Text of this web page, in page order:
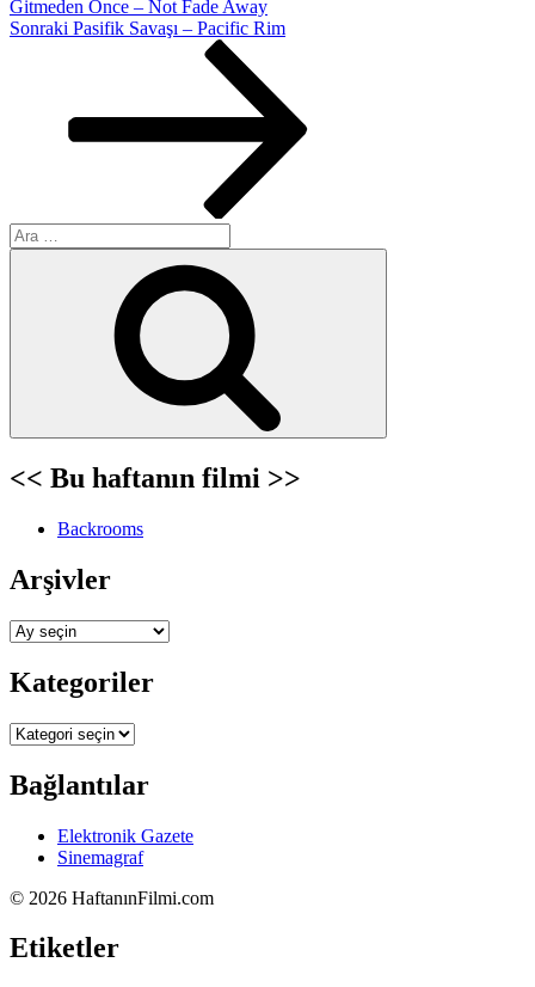
Gitmeden Önce – Not Fade Away
Sonraki
Sonraki Pasifik Savaşı – Pacific Rim
Ara:
<< Bu haftanın filmi >>
Backrooms
Arşivler
Arşivler
Kategoriler
Kategoriler
Bağlantılar
Elektronik Gazete
Sinemagraf
© 2026 HaftanınFilmi.com
Etiketler